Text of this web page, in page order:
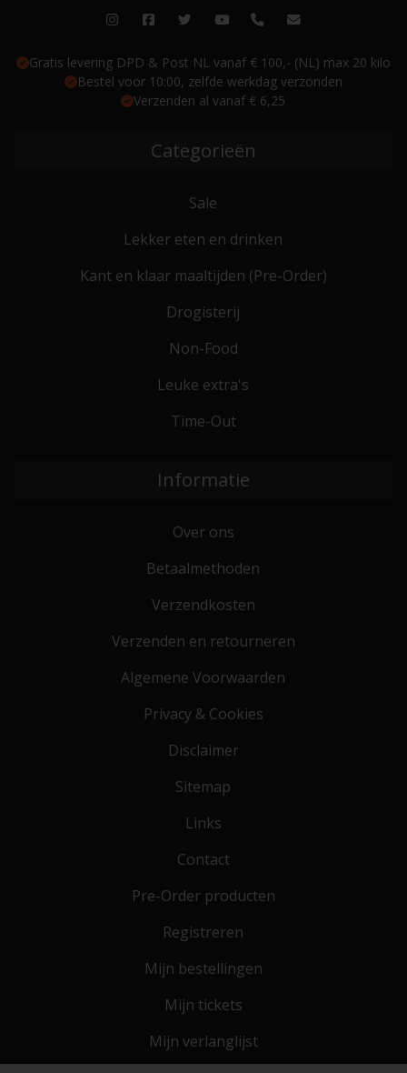
Gratis levering DPD & Post NL vanaf € 100,- (NL) max 20 kilo
Bestel voor 10:00, zelfde werkdag verzonden
Verzenden al vanaf € 6,25
Categorieën
Sale
Lekker eten en drinken
Kant en klaar maaltijden (Pre-Order)
Drogisterij
Non-Food
Leuke extra's
Time-Out
Informatie
Over ons
Betaalmethoden
Verzendkosten
Verzenden en retourneren
Algemene Voorwaarden
Privacy & Cookies
Disclaimer
Sitemap
Links
Contact
Pre-Order producten
Registreren
Mijn bestellingen
Mijn tickets
Mijn verlanglijst